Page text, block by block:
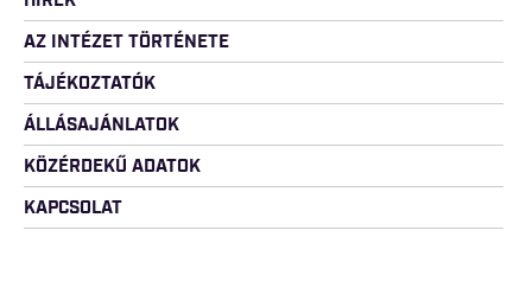
AZ INTÉZET TÖRTÉNETE
TÁJÉKOZTATÓK
ÁLLÁSAJÁNLATOK
KÖZÉRDEKŰ ADATOK
KAPCSOLAT